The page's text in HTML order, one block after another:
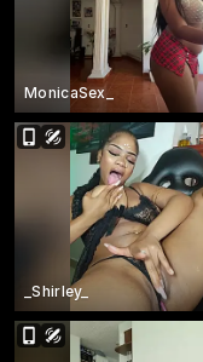
MonicaSex_
_Shirley_